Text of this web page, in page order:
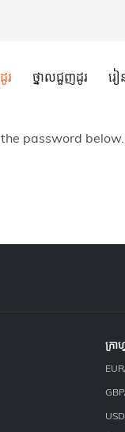
រ ថ្នាលជួញដូរ រ
password below.
ក្រា